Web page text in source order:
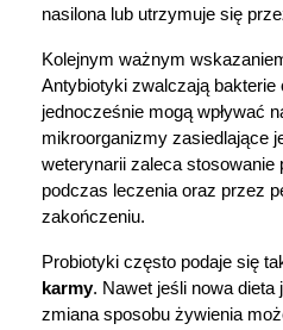
nasilona lub utrzymuje się
Kolejnym ważnym
Antybiotyki zwalczają bakterie
jednocześnie mogą wpływać
mikroorganizmy zasiedlające
weterynarii zaleca stosowanie
podczas leczenia oraz przez
zakończeniu.
Probiotyki często podaje się
karmy. Nawet jeśli nowa dieta
zmiana sposobu żywienia